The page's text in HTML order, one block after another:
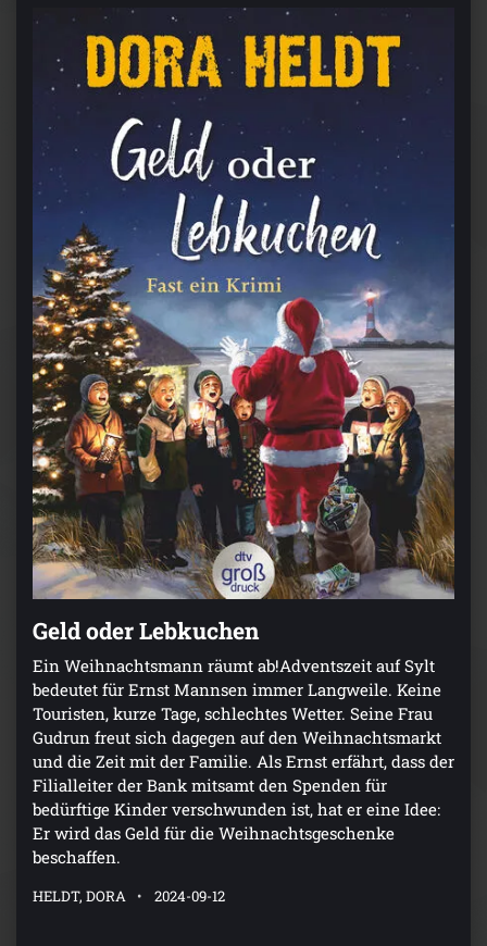
Geld oder Lebkuchen
Ein Weihnachtsmann räumt ab!Adventszeit auf Sylt
bedeutet für Ernst Mannsen immer Langweile. Keine
Touristen, kurze Tage, schlechtes Wetter. Seine Frau
Gudrun freut sich dagegen auf den Weihnachtsmarkt
und die Zeit mit der Familie. Als Ernst erfährt, dass der
Filialleiter der Bank mitsamt den Spenden für
bedürftige Kinder verschwunden ist, hat er eine Idee:
Er wird das Geld für die Weihnachtsgeschenke
beschaffen.
HELDT, DORA 2024-09-12